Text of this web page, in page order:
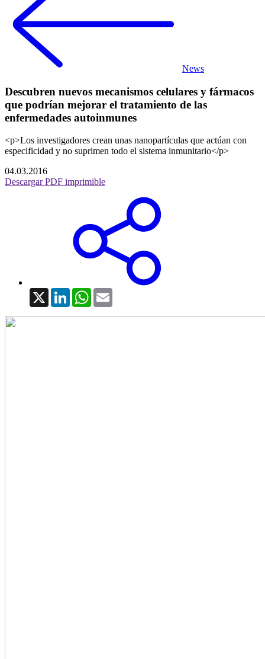
News
Descubren nuevos mecanismos celulares y fármacos
que podrían mejorar el tratamiento de las
enfermedades autoinmunes
<p>Los investigadores crean unas nanopartículas que actúan con
especificidad y no suprimen todo el sistema inmunitario</p>
04.03.2016
Descargar PDF imprimible
X LinkedInWhatsApp